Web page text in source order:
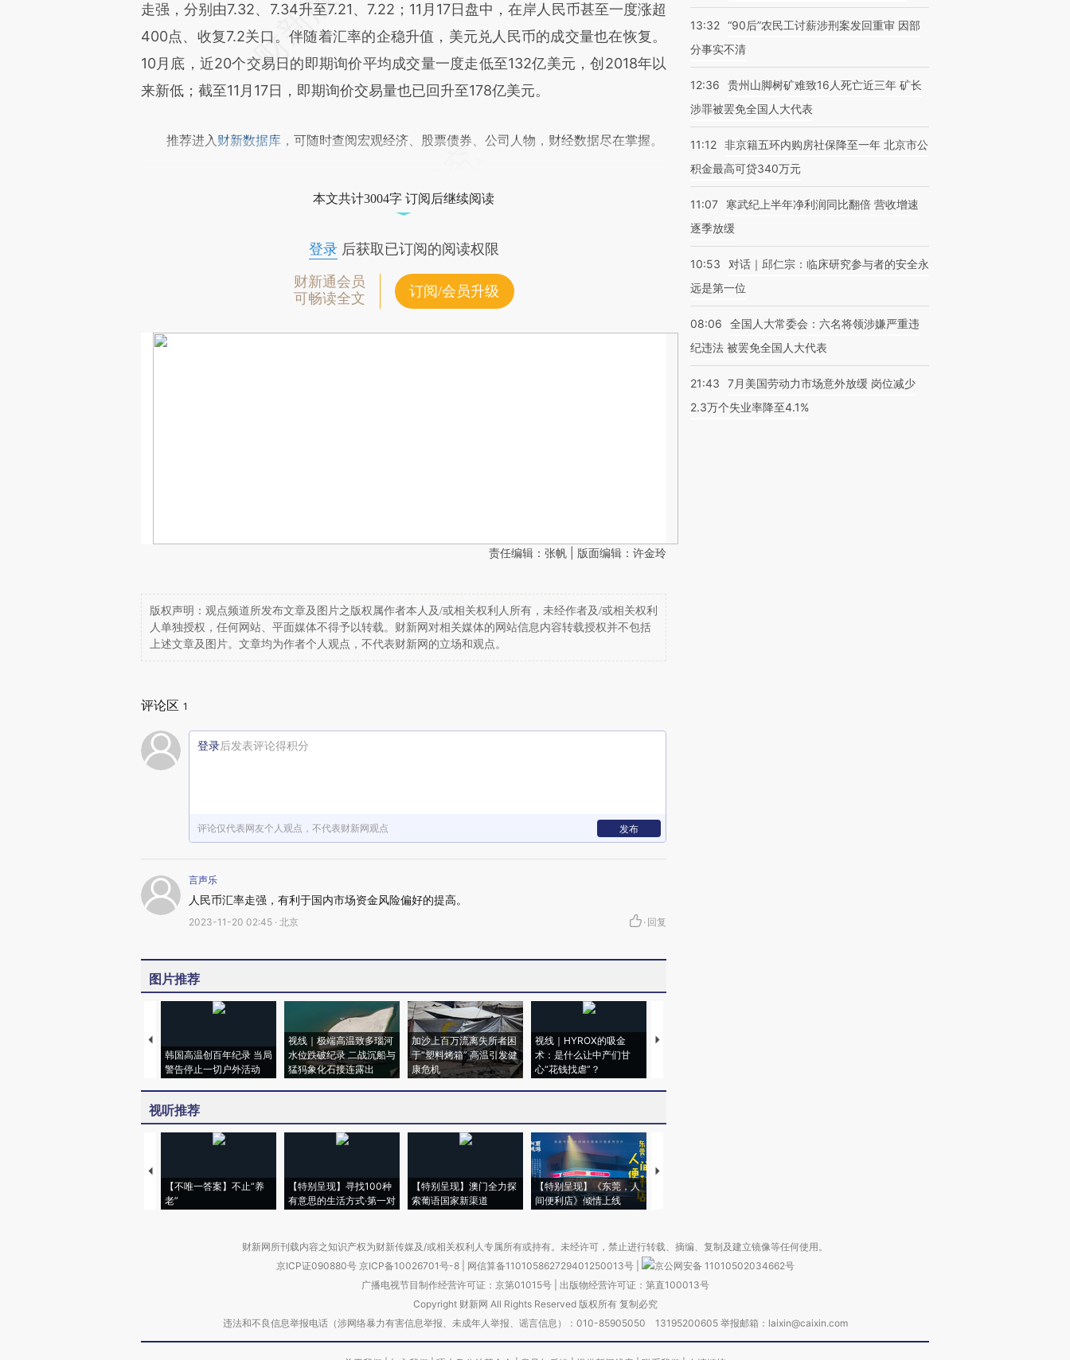
走强，分别由7.32、7.34升至7.21、7.22；11月17日盘中，在岸人民币甚至一度涨超
400点、收复7.2关口。伴随着汇率的企稳升值，美元兑人民币的成交量也在恢复。
10月底，近20个交易日的即期询价平均成交量一度走低至132亿美元，创2018年以
来新低；截至11月17日，即期询价交易量也已回升至178亿美元。
推荐进入 财新数据库 ，可随时查阅宏观经济、股票债券、公司人物，财经数据尽在掌握。
本文共计3004字 订阅后继续阅读
登录后获取已订阅的阅读权限
财新通会员
可畅读全文
订阅/会员升级
责任编辑：张帆 | 版面编辑：许金玲
版权声明：观点频道所发布文章及图片之版权属作者本人及/或相关权利人所有，未经作者及/或相关权利
人单独授权，任何网站、平面媒体不得予以转载。财新网对相关媒体的网站信息内容转载授权并不包括
上述文章及图片。文章均为作者个人观点，不代表财新网的立场和观点。
评论区 1
登录后发表评论得积分
评论仅代表网友个人观点，不代表财新网观点 发布
言声乐
人民币汇率走强，有利于国内市场资金风险偏好的提高。
2023-11-20 02:45 · 北京 · 回复
图片推荐
韩国高温创百年纪录 当局
警告停止一切户外活动
视线｜极端高温致多瑙河
水位跌破纪录 二战沉船与
猛犸象化石接连露出
加沙上百万流离失所者困
于“塑料烤箱” 高温引发健
康危机
视线｜HYROX的吸金
术：是什么让中产们甘
心“花钱找虐”？
马航飞行员跨国走私7万
视听推荐
【不唯一答案】不止“养
老”
【特别呈现】寻找100种
有意思的生活方式·第一对
【特别呈现】澳门全力探
索葡语国家新渠道
【特别呈现】《东莞，人
间便利店》倾情上线
【推广】走进第四届链博
13:32 “90后”农民工讨薪涉刑案发回重审 因部
分事实不清
12:36
贵州山脚树矿难致16人死亡近三年 矿长
涉罪被罢免全国人大代表
11:12 非京籍五环内购房社保降至一年 北京市公
积金最高可贷340万元
11:07
寒武纪上半年净利润同比翻倍 营收增速
逐季放缓
10:53
对话｜邱仁宗：临床研究参与者的安全永
远是第一位
08:06
全国人大常委会：六名将领涉嫌严重违
纪违法 被罢免全国人大代表
21:43
7月美国劳动力市场意外放缓 岗位减少
2.3万个失业率降至4.1%
财新网所刊载内容之知识产权为财新传媒及/或相关权利人专属所有或持有。未经许可，禁止进行转载、摘编、复制及建立镜像等任何使用。
京ICP证090880号 京ICP备10026701号-8 网信算备110105862729401250013号
京公网安备 11010502034662号
广播电视节目制作经营许可证：京第01015号| 出版物经营许可证：第直100013号
Copyright 财新网 All Rights Reserved 版权所有 复制必究
违法和不良信息举报电话（涉网络暴力有害信息举报、未成年人举报、谣言信息）：010-85905050 13195200605 举报邮箱：laixin@caixin.com